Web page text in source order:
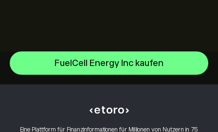
FuelCell Energy Inc kaufen
Eine Plattform für Finanzinformationen für Millionen von Nutzern in 75
NVIDIA Corporation
Hilfezentrum
Konto eröffnen
Wie funktioniert CopyTrading
Warum eToro wählen